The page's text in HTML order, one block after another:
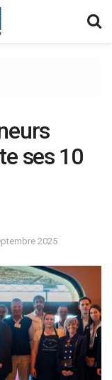
ses 10
2025